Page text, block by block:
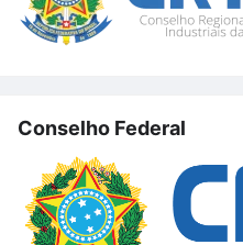
Conselho Federal